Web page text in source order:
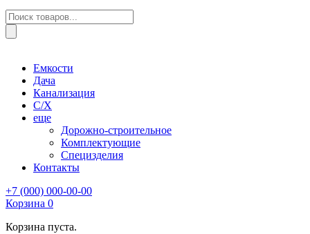
Поиск
товаров
Емкости
Дача
Канализация
С/Х
еще
Дорожно-строительное
Комплектующие
Специзделия
Контакты
+7 (000) 000-00-00
Корзина 0
Корзина пуста.